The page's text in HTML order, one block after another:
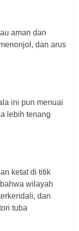
aman dan
dan arus
ini pun menuai
lebih tenang
ketat di titik
wilayah
dan
tuba